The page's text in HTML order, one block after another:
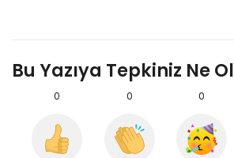
Bu Yazıya Tepkiniz Ne
0 0 0